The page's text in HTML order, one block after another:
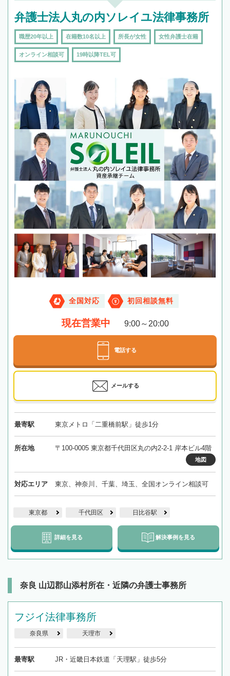
弁護士法人丸の内ソレイユ法律事務所
職歴20年以上 在籍数10名以上 所長が女性 女性弁護士在籍
オンライン相談可 19時以降TEL可
全国対応 初回相談無料
現在営業中 9:00～20:00
電話する
メールする
最寄駅 東京メトロ「二重橋前駅」徒歩1分
所在地 〒100-0005 東京都千代田区丸の内2-2-1 岸本ビル4階
地図
対応エリア 東京、神奈川、千葉、埼玉、全国オンライン相談可
東京都 千代田区 日比谷駅
詳細を見る 解決事例を見る
奈良 山辺郡山添村所在・近隣の弁護士事務所
フジイ法律事務所
奈良県 天理市
最寄駅 JR・近畿日本鉄道「天理駅」徒歩5分